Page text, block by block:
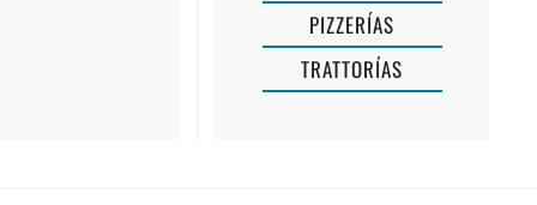
PIZZERÍAS
TRATTORÍAS